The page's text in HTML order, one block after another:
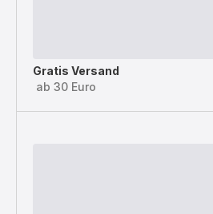
Gratis Versand
ab 30 Euro